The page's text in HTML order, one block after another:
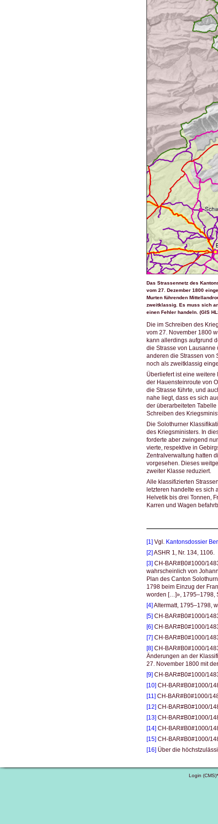
Das Strassennetz des
vom 27. Dezember 1800
Murten führenden
zweitklassig. Es muss sich
einen Fehler handeln. (GIS
Die im Schreiben des
vom 27. November 1800
kann allerdings aufgrund
die Strasse von Lausanne
anderen die Strassen von
noch als zweitklassig
Überliefert ist eine
der Hauensteinroute von
die Strasse führte, und
nahe liegt, dass es sich
der überarbeiteten
Schreiben des
Die Solothurner
des Kriegsministers. In
forderte aber zwingend
vierte, respektive in
Zentralverwaltung hatten
vorgesehen. Dieses
zweiter Klasse reduziert.
Alle klassifizierten
letzteren handelte es sich
Helvetik bis drei Tonnen,
Karren und Wagen
[1]Vgl. Kantonsdossier
[2]ASHR 1, Nr. 134, 1106.
[3]CH-BAR#B0#1000/
wahrscheinlich von
Plan des Canton
1798 beim Einzug der
worden […]», 1795–1798,
[4]Altermatt, 1795–1798,
[5]CH-BAR#B0#1000/
[6]CH-BAR#B0#1000/
[7]CH-BAR#B0#1000/
[8]CH-BAR#B0#1000/
Änderungen an der
27. November 1800 mit
[9]CH-BAR#B0#1000/
[10]CH-BAR#B0#1000/
[11]CH-BAR#B0#1000/
[12]CH-BAR#B0#1000/
[13]CH-BAR#B0#1000/
[14]CH-BAR#B0#1000/
[15]CH-BAR#B0#1000/
[16]Über die
Login (CMS)*